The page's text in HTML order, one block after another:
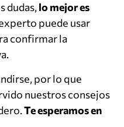
dudas, lo mejor es
puede usar
confirmar la
por lo que
nuestros consejos
Te esperamos en